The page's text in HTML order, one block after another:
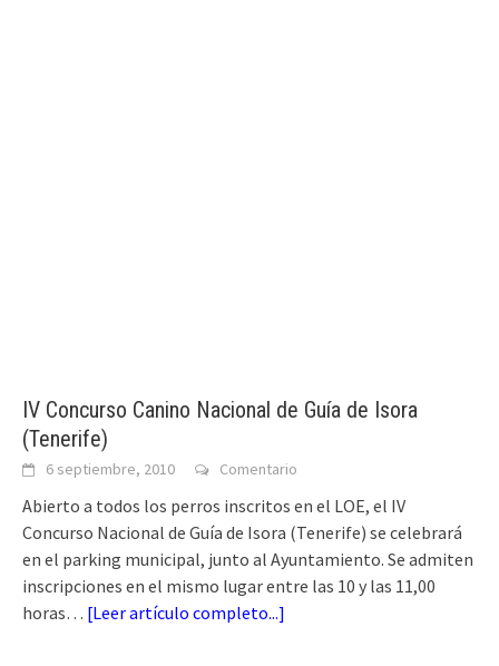
IV Concurso Canino Nacional de Guía de Isora
(Tenerife)
6 septiembre, 2010 Comentario
Abierto a todos los perros inscritos en el LOE, el IV
Concurso Nacional de Guía de Isora (Tenerife) se celebrará
en el parking municipal, junto al Ayuntamiento. Se admiten
inscripciones en el mismo lugar entre las 10 y las 11,00
horas… [Leer artículo completo...]